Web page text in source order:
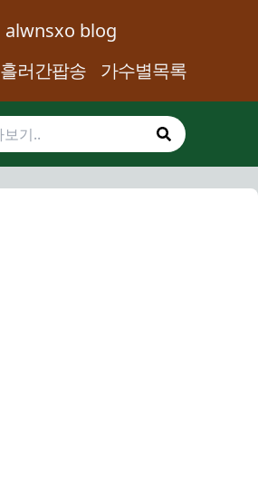
alwnsxo blog
흘러간팝송 가수별목록